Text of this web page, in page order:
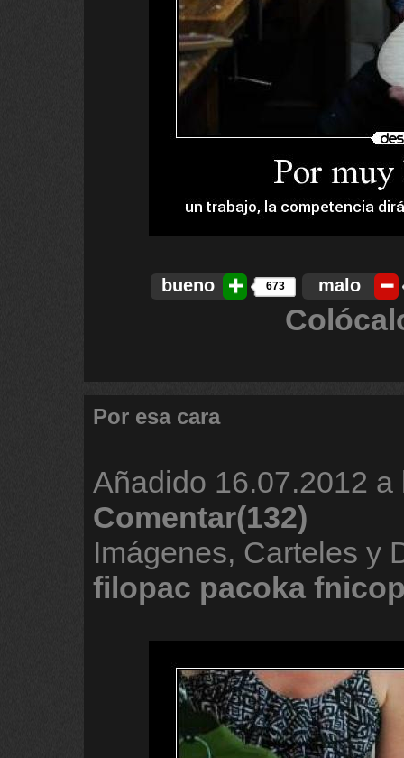
bueno 673 malo
Por esa cara
Añadido 16.07.2012 a
Comentar(132)
Imágenes, Carteles y
filopac pacoka